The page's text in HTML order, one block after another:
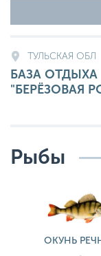
ТУЛЬСКАЯ ОБЛ
БАЗА ОТДЫХА
"БЕРЁЗОВАЯ
Рыбы
ОКУНЬ